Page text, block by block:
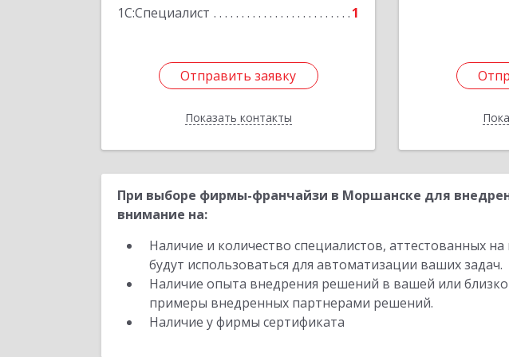
1С:Специалист 1
Отправить заявку
Показать контакты
Подробнее
Отправить заявку
Назад
При выборе фирмы-франчайзи в Моршанске для
внимание на:
Наличие и количество специалистов, аттестованных
будут использоваться для автоматизации ваших задач.
Наличие опыта внедрения решений в вашей или
примеры внедренных партнерами решений.
Наличие у фирмы сертификата